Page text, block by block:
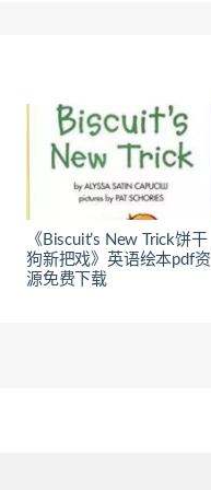
《Biscuit’s New Trick饼干
狗新把戏》英语绘本pdf资
源免费下载​